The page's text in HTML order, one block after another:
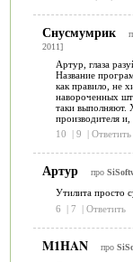
Снусмумрик
2011]
Артур, глаза
Название
как правило, не
навороченных
таки выполняют.
производителя
10
| 9 | Ответить
Артур про
Утилита просто
6
| 7 | Ответить
M1HAN про